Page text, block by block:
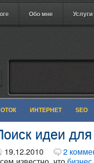
Обо мне Услуги
ИНТЕРНЕТ SEO
идеи
19.12.2010 2